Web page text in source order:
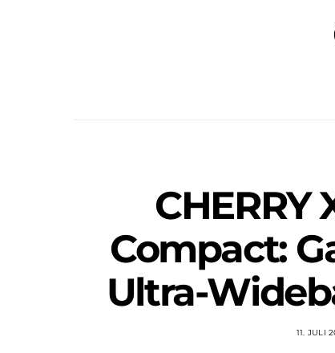
CHERRY
Compact:
Ultra-
11. JULI